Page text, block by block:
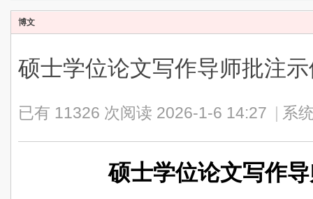
博文
硕士学位论文写作导师批注
已有 11326 次阅读 2026-1-6 14:27 系
硕士学位论文写作